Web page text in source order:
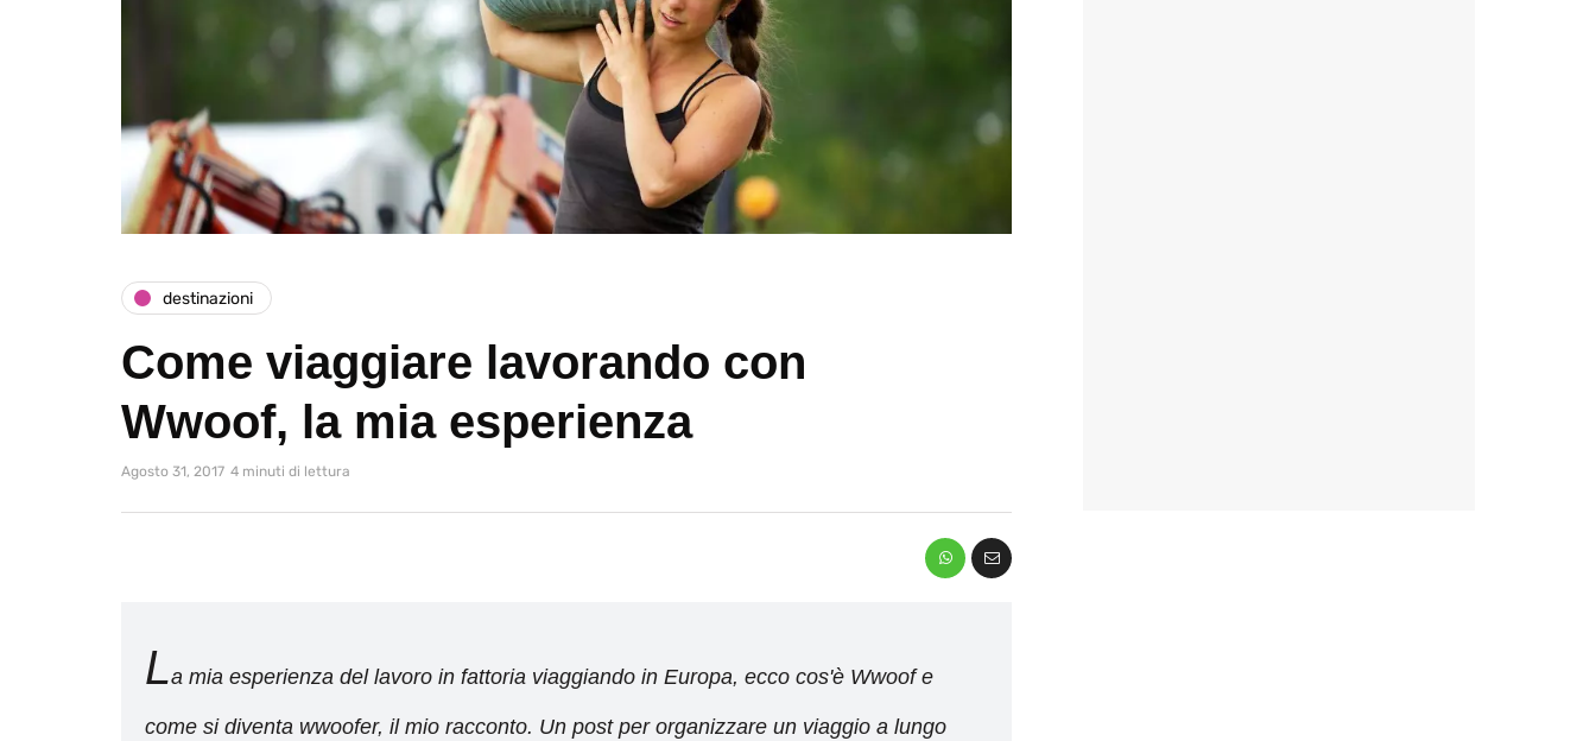
destinazioni
Come viaggiare lavorando con
Wwoof, la mia esperienza
Agosto 31, 2017 4 minuti di lettura
La mia esperienza del lavoro in fattoria viaggiando in Europa, ecco cos'è Wwoof e
come si diventa wwoofer, il mio racconto. Un post per organizzare un viaggio a lungo